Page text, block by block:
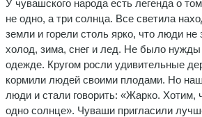
У чувашского народа есть легенда о
не одно, а три солнца. Все светила
земли и горели столь ярко, что люди не
холод, зима, снег и лед. Не было нужды
одежде. Кругом росли удивительные
кормили людей своими плодами. Но
люди и стали говорить: «Жарко. Хотим,
одно солнце». Чуваши пригласили